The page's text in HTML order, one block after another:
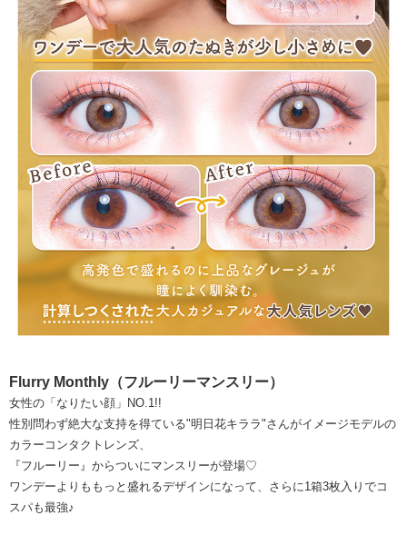
Flurry Monthly（フルーリーマンスリー）
女性の「なりたい顔」NO.1!!
性別問わず絶大な支持を得ている"明日花キララ"さんがイメージモデルの
カラーコンタクトレンズ、
『フルーリー』からついにマンスリーが登場♡
ワンデーよりももっと盛れるデザインになって、さらに1箱3枚入りでコ
スパも最強♪